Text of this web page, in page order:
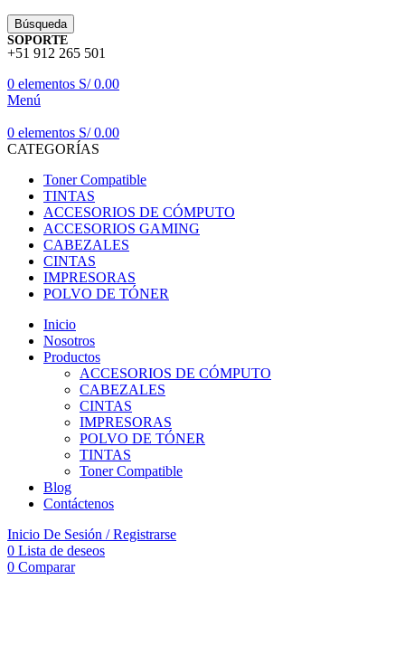
Búsqueda
SOPORTE
+51 912 265 501
0 elementos S/0.00
Menú
0 elementos S/0.00
CATEGORÍAS
Toner Compatible
TINTAS
ACCESORIOS DE CÓMPUTO
ACCESORIOS GAMING
CABEZALES
CINTAS
IMPRESORAS
POLVO DE TÓNER
Inicio
Nosotros
Productos
ACCESORIOS DE CÓMPUTO
CABEZALES
CINTAS
IMPRESORAS
POLVO DE TÓNER
TINTAS
Toner Compatible
Blog
Contáctenos
Inicio De Sesión / Registrarse
0 Lista de deseos
0 Comparar